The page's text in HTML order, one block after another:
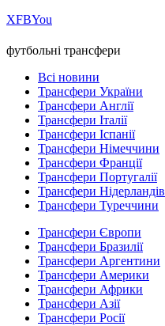
ХFBYou
футбольні трансфери
Всі новини
Трансфери України
Трансфери Англії
Трансфери Італії
Трансфери Іспанії
Трансфери Німеччини
Трансфери Франції
Трансфери Португалії
Трансфери Нідерландів
Трансфери Туреччини
Трансфери Європи
Трансфери Бразилії
Трансфери Аргентини
Трансфери Америки
Трансфери Африки
Трансфери Азії
Трансфери Росії